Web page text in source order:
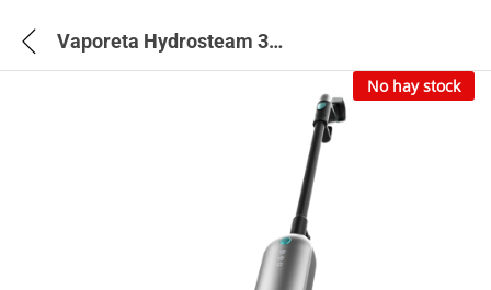
Vaporeta Hydrosteam 3030 Active – 3250
No hay stock